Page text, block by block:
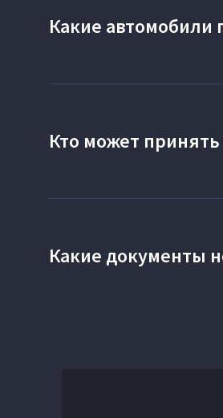
Какие автомобили
Кто может
Какие документы